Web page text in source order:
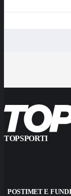
TOPSPORTI
POSTIMET E